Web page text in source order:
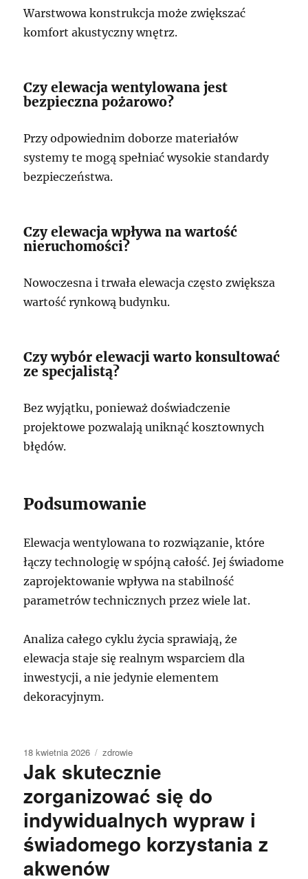
Warstwowa konstrukcja może zwiększać
komfort akustyczny wnętrz.
Czy elewacja wentylowana jest
bezpieczna pożarowo?
Przy odpowiednim doborze materiałów
systemy te mogą spełniać wysokie standardy
bezpieczeństwa.
Czy elewacja wpływa na wartość
nieruchomości?
Nowoczesna i trwała elewacja często zwiększa
wartość rynkową budynku.
Czy wybór elewacji warto konsultować
ze specjalistą?
Bez wyjątku, ponieważ doświadczenie
projektowe pozwalają uniknąć kosztownych
błędów.
Podsumowanie
Elewacja wentylowana to rozwiązanie, które
łączy technologię w spójną całość. Jej świadome
zaprojektowanie wpływa na stabilność
parametrów technicznych przez wiele lat.
Analiza całego cyklu życia sprawiają, że
elewacja staje się realnym wsparciem dla
inwestycji, a nie jedynie elementem
dekoracyjnym.
Data
publikacji
18 kwietnia 2026 Kategorie
zdrowie
Jak skutecznie
zorganizować się do
indywidualnych wypraw i
świadomego korzystania z
akwenów